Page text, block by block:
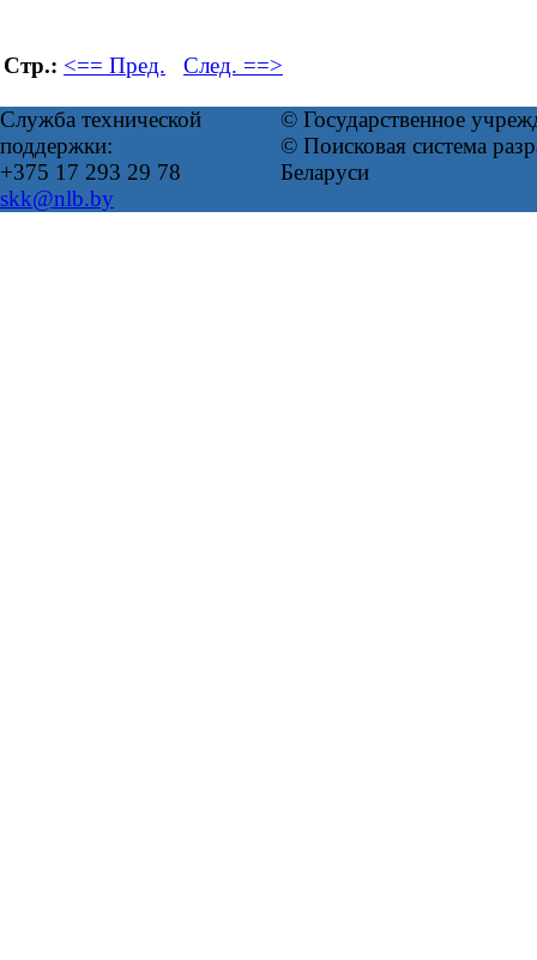
Стр.: <== Пред. След. ==>
Служба технической
поддержки:
+375 17 293 29 78
skk@nlb.by
© Государственное
© Поисковая система
Беларуси